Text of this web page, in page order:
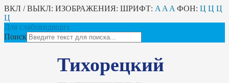
ВКЛ / ВЫКЛ: ИЗОБРАЖЕНИЯ: ШРИФТ: A A A ФОН: Ц Ц Ц
Ц
Для слабовидящих
Поиск
Тихорецкий